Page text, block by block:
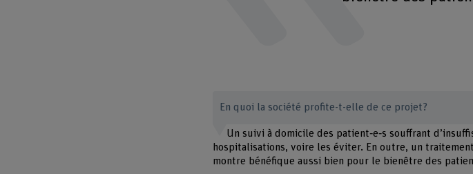
En quoi la société profite-t-elle de ce projet?
Un suivi à domicile des patient‑e‑s souffrant
hospitalisations, voire les éviter. En outre, un
montre bénéfique aussi bien pour le bienêtre des